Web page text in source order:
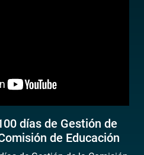
días de Gestión de
de Educación